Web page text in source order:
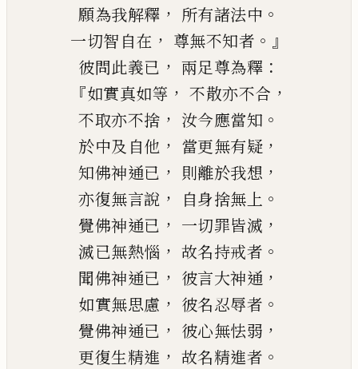
願為我解釋 ， 所有諸法中 。
一切智自在 ， 尊無不知者 。』
彼問此義已 ， 兩足尊為釋 ：
『如實真如等 ， 不散亦不合 ，
不取亦不捨 ， 汝今應當知 。
於中及自他 ， 當更無有疑 ，
知佛神通已 ， 則離於我想 ，
亦復無言說 ， 自身捨無上 。
覺佛神通已 ， 一切罪皆滅 ，
滅已無熱惱 ， 故名持戒者 。
聞佛神通已 ， 彼言大神通 ，
如實無思慮 ， 彼名忍辱者 。
覺佛神通已 ， 彼心無怯弱 ，
更復生精進 ， 故名精進者 。